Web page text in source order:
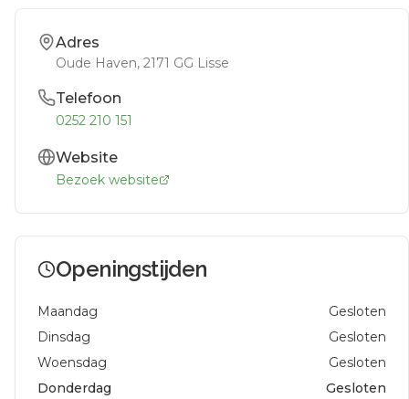
Adres
Oude Haven, 2171 GG Lisse
Telefoon
0252 210 151
Website
Bezoek website
Openingstijden
Maandag
Gesloten
Dinsdag
Gesloten
Woensdag
Gesloten
Donderdag
Gesloten